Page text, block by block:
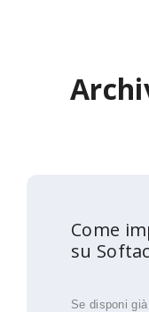
Come
su
Se disponi